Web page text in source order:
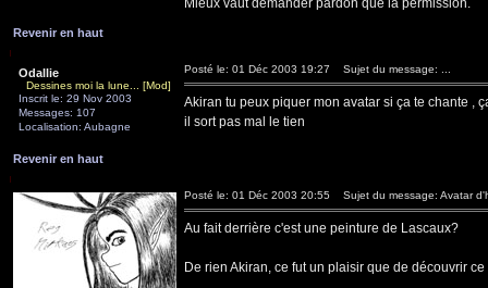
Mieux vaut demander pardon que la permission.
Revenir en haut
Odallie
Dessines moi la lune... [Mod]
Inscrit le: 29 Nov 2003
Messages: 107
Localisation: Aubagne
Posté le: 01 Déc 2003 19:27 Sujet du message: ...
Akiran tu peux piquer mon avatar si ça te chante ,
il sort pas mal le tien
Revenir en haut
Posté le: 01 Déc 2003 20:55 Sujet du message: Avatar
Au fait derrière c'est une peinture de Lascaux?
De rien Akiran, ce fut un plaisir que de découvrir